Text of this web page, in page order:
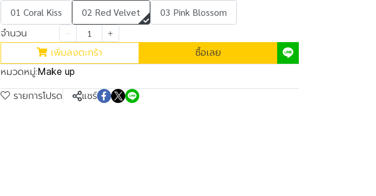
01 Coral Kiss 02 Red Velvet 03 Pink Blossom
จำนวน
เพิ่มลงตะกร้า
ซื้อเลย
หมวดหมู่:Make up
รายการโปรด แชร์